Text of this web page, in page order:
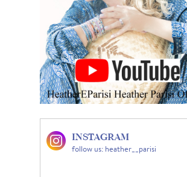
INSTAGRAM
follow us: heather__parisi